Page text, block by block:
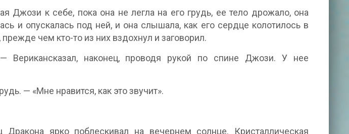
Джози к себе, пока она не легла на его грудь, ее тело дрожало, она
и опускалась под ней, и она слышала, как его сердце колотилось в
чем кто-то из них вздохнул и заговорил.
наконец, проводя рукой по спине Джози. У нее
— «Мне нравится, как это звучит».
ярко поблескивал на вечернем солнце. Кристаллическая